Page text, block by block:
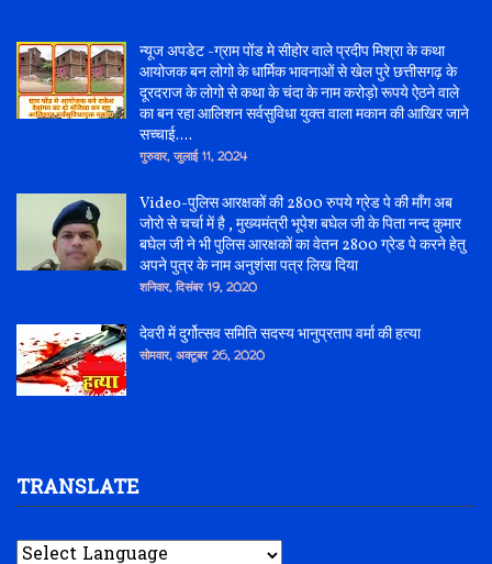
न्यूज अपडेट -ग्राम पोंड मे सीहोर वाले प्रदीप मिश्रा के कथा
आयोजक बन लोगो के धार्मिक भावनाओं से खेल पुरे छत्तीसगढ़ के
दूरदराज के लोगो से कथा के चंदा के नाम करोड़ो रूपये ऐठने वाले
का बन रहा आलिशन सर्वसुविधा युक्त वाला मकान की आखिर जाने
सच्चाई....
गुरुवार, जुलाई 11, 2024
Video-पुलिस आरक्षकों की 2800 रुपये ग्रेड पे की माँग अब
जोरो से चर्चा में है , मुख्यमंत्री भूपेश बघेल जी के पिता नन्द कुमार
बघेल जी ने भी पुलिस आरक्षकों का वेतन 2800 ग्रेड पे करने हेतु
अपने पुत्र के नाम अनुशंसा पत्र लिख दिया
शनिवार, दिसंबर 19, 2020
देवरी में दुर्गोत्सव समिति सदस्य भानुप्रताप वर्मा की हत्या
सोमवार, अक्टूबर 26, 2020
TRANSLATE